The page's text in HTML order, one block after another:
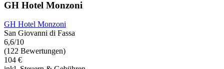
GH Hotel Monzoni
GH Hotel Monzoni
San Giovanni di Fassa
6,6/10
(122 Bewertungen)
104 €